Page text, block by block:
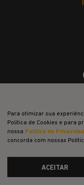
Para otimizar sua
Política de Cookies e para
nossa Política de
concorda com nossas
ACEITAR